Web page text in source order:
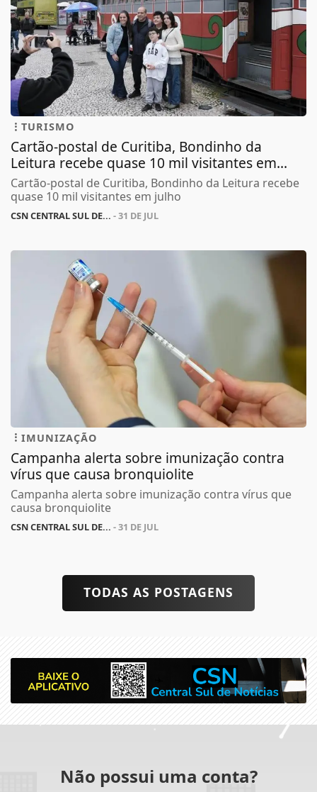
TURISMO
Cartão-postal de Curitiba, Bondinho da
Leitura recebe quase 10 mil visitantes em...
Cartão-postal de Curitiba, Bondinho da Leitura recebe
quase 10 mil visitantes em julho
CSN CENTRAL SUL DE... - 31 DE JUL
IMUNIZAÇÃO
Campanha alerta sobre imunização contra
vírus que causa bronquiolite
Campanha alerta sobre imunização contra vírus que
causa bronquiolite
CSN CENTRAL SUL DE... - 31 DE JUL
TODAS AS POSTAGENS
Não possui uma conta?